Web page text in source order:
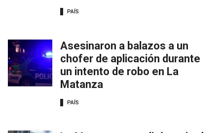
PAÍS
Asesinaron a balazos a un
chofer de aplicación durante
un intento de robo en La
Matanza
PAÍS